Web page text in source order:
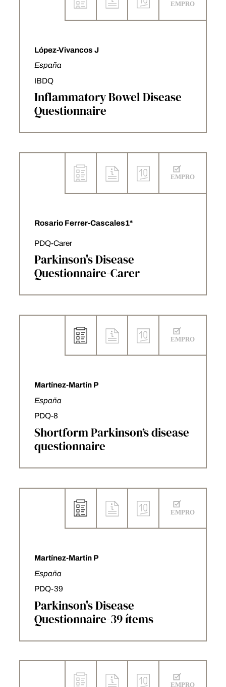
López-Vivancos J
España
IBDQ
Inflammatory Bowel Disease
Questionnaire
Rosario Ferrer-Cascales1*
PDQ-Carer
Parkinson's Disease
Questionnaire-Carer
Martínez-Martín P
España
PDQ-8
Shortform Parkinson’s disease
questionnaire
Martínez-Martín P
España
PDQ-39
Parkinson's Disease
Questionnaire-39 ítems